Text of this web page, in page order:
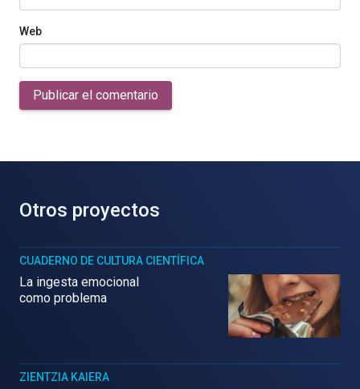
Web
Publicar el comentario
Otros proyectos
CUADERNO DE CULTURA CIENTÍFICA
La ingesta emocional
como problema
ZIENTZIA KAIERA